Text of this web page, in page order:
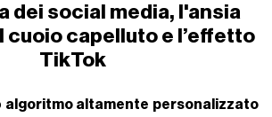
dei social media, l'ansia
cuoio capelluto e l’effetto
TikTok
algoritmo altamente personalizzato